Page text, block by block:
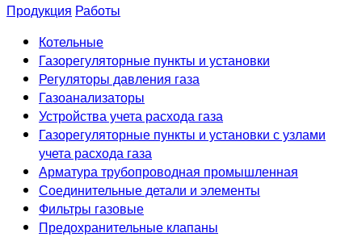
Продукция Работы
Котельные
Газорегуляторные пункты и установки
Регуляторы давления газа
Газоанализаторы
Устройства учета расхода газа
Газорегуляторные пункты и установки с узлами
учета расхода газа
Арматура трубопроводная промышленная
Соединительные детали и элементы
Фильтры газовые
Предохранительные клапаны